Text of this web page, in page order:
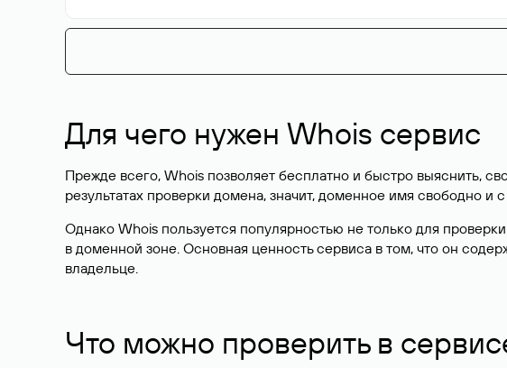
Для чего нужен Whois сервис
Прежде всего, Whois позволяет бесплатно и быстро выяснить,
результатах проверки домена, значит, доменное имя свободно и
Однако Whois пользуется популярностью не только для
в доменной зоне. Основная ценность сервиса в том, что он
владельце.
Что можно проверить в